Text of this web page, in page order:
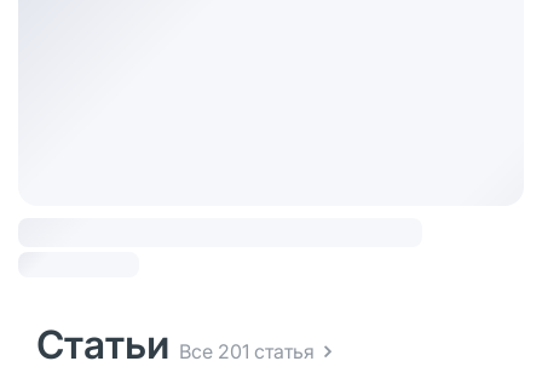
Статьи Все 201 статья